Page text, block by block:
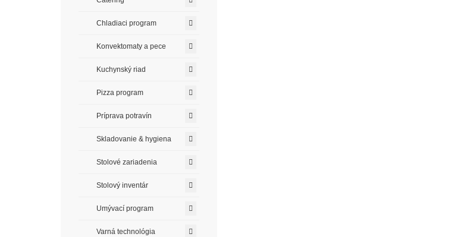
Chladiaci program
Konvektomaty a pece
Kuchynský riad
Pizza program
Príprava potravín
Skladovanie & hygiena
Stolové zariadenia
Stolový inventár
Umývací program
Varná technológia